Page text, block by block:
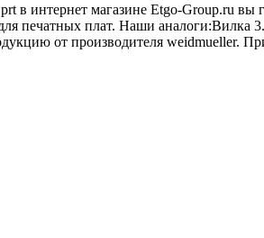
в интернет магазине Etgo-Group.ru
печатных плат. Наши аналоги:Вилка
от производителя weidmueller.